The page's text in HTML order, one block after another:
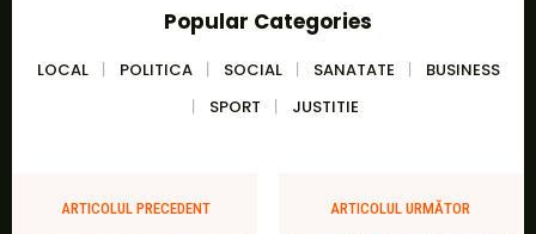
Popular Categories
LOCAL POLITICA SOCIAL SANATATE
BUSINESS
SPORT
JUSTITIE
ARTICOLUL PRECEDENT ARTICOLUL URMĂTOR